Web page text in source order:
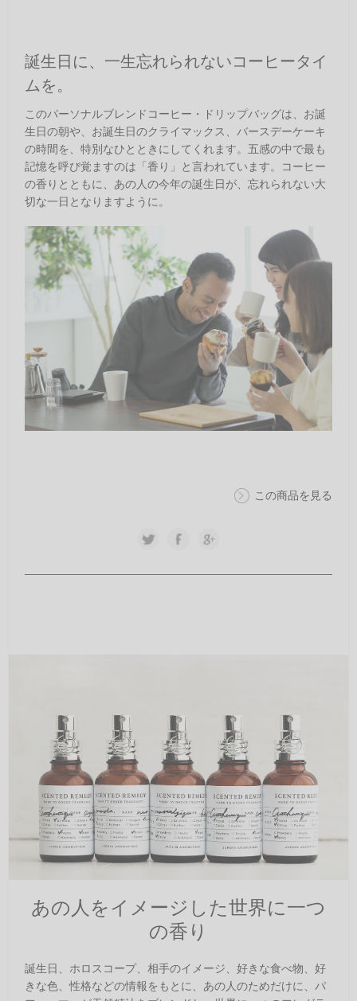
誕生日に、一生忘れられないコーヒータイ
ムを。
このパーソナルブレンドコーヒー・ドリップバッグは、お誕
生日の朝や、お誕生日のクライマックス、バースデーケーキ
の時間を、特別なひとときにしてくれます。五感の中で最も
記憶を呼び覚ますのは「香り」と言われています。コーヒー
の香りとともに、あの人の今年の誕生日が、忘れられない大
切な一日となりますように。
この商品を見る
あの人をイメージした世界に一つ
の香り
誕生日、ホロスコープ、相手のイメージ、好きな食べ物、好
きな色、性格などの情報をもとに、あの人のためだけに、パ